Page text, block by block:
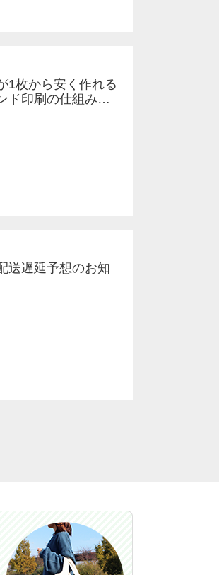
1枚から安く作れる
ド印刷の仕組みと
送遅延予想のお知